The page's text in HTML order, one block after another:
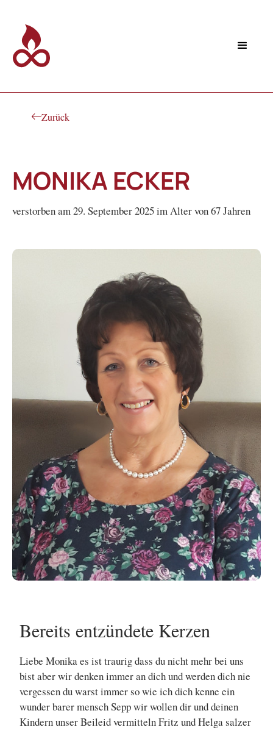
Zurück
MONIKA ECKER
verstorben am 29. September 2025 im Alter von 67 Jahren
Bereits entzündete Kerzen
Liebe Monika es ist traurig dass du nicht mehr bei uns
bist aber wir denken immer an dich und werden dich nie
vergessen du warst immer so wie ich dich kenne ein
wunder barer mensch Sepp wir wollen dir und deinen
Kindern unser Beileid vermitteln Fritz und Helga salzer